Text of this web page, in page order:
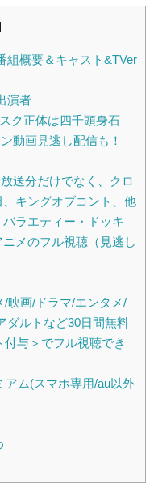
組概要＆キャスト&TVer
演者
ク正体は四千頭身石
動画見逃し配信も！
送分だけでなく、クロ
キングオブコント、他
ラエティー・ドッキ
メのフル視聴（見逃し
画/ドラマ/エンタメ/
ダルトなど30日間無料
付与＞でフル視聴でき
ム(スマホ専用/au以外